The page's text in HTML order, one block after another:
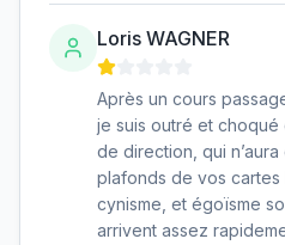
Loris WAGNER
Après un cours
je suis outré et choqué
de direction, qui
plafonds de vos cartes
cynisme, et égoïsme
arrivent assez